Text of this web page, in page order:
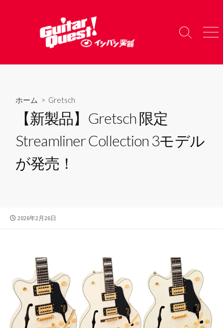
へ
検
り
メ
ー
ホーム > Gretsch
【新製品】Gretsch 限定
Streamliner Collection 3モデル
が発売！
公
2026年2月26日